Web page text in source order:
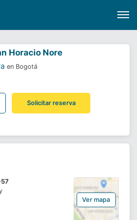
para clínicas
un doctor?
Horacio Nore
en Bogotá
Solicitar reserva
Ver mapa